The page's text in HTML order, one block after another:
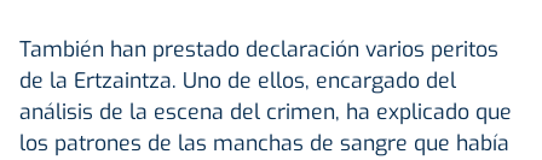
También han prestado declaración varios peritos
de la Ertzaintza. Uno de ellos, encargado del
análisis de la escena del crimen, ha explicado que
los patrones de las manchas de sangre que había